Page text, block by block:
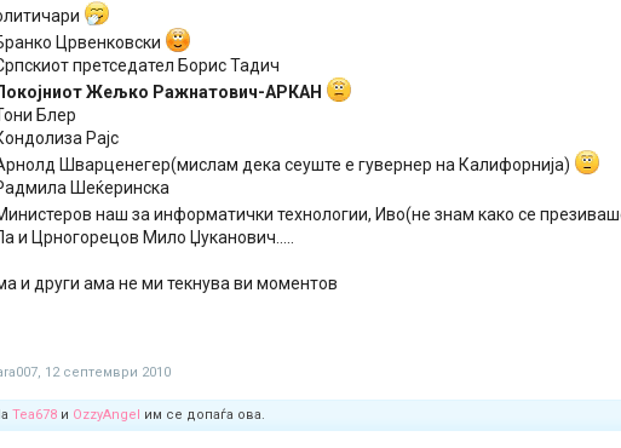
Црвенковски
претседател Борис Тадич
Жељко Ражнатович-АРКАН
Блер
Рајс
Шварценегер(мислам дека сеуште е гувернер на Калифорнија)
Шеќеринска
наш за информатички технологии, Иво(не знам како се
и Црногорецов Мило Џуканович.....
и други ама не ми текнува ви моментов
, 12 септември 2010
Tea678 и OzzyAngel им се допаѓа ова.